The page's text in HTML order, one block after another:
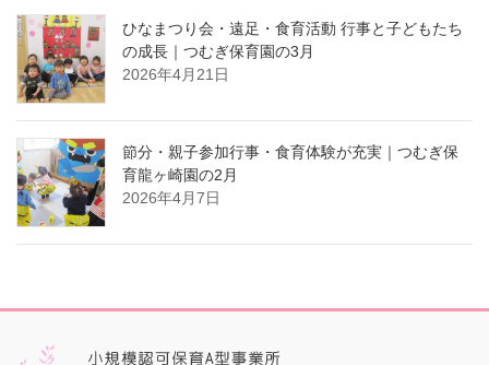
ひなまつり会・遠足・食育活動 行事と子どもたち
の成長｜つむぎ保育園の3月
2026年4月21日
節分・親子参加行事・食育体験が充実｜つむぎ保
育龍ヶ崎園の2月
2026年4月7日